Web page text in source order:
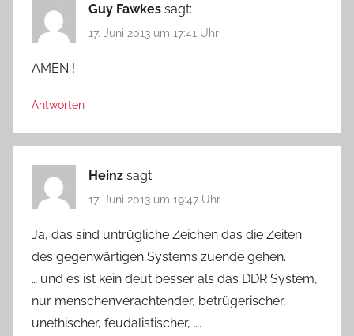
Guy Fawkes sagt:
17. Juni 2013 um 17:41 Uhr
AMEN !
Antworten
Heinz sagt:
17. Juni 2013 um 19:47 Uhr
Ja, das sind untrügliche Zeichen das die Zeiten
des gegenwärtigen Systems zuende gehen.
… und es ist kein deut besser als das DDR System,
nur menschenverachtender, betrügerischer,
unethischer, feudalistischer, ….